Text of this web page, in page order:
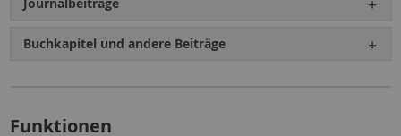
Buchkapitel und andere Beiträge
Funktionen